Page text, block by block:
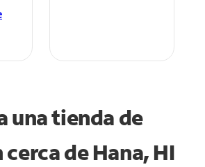
una tienda de
cerca de Hana, HI